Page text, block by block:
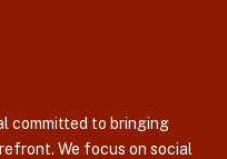
committed to bringing
We focus on social